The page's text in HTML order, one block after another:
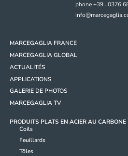
phone +39 . 0376
MARCEGAGLIA FRANCE
MARCEGAGLIA GLOBAL
ACTUALITÉS
APPLICATIONS
GALERIE DE PHOTOS
MARCEGAGLIA TV
PRODUITS PLATS EN ACIER AU CARBONE
Coils
Feuillards
Tôles